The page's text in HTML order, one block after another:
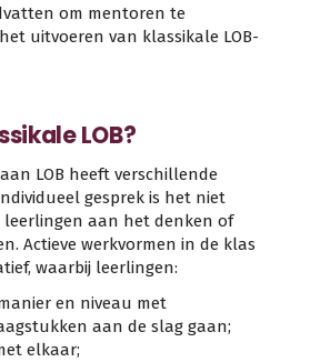
om mentoren te
uitvoeren van klassikale LOB-
LOB?
LOB heeft verschillende
gesprek is het niet
aan het denken of
Actieve werkvormen in de klas
waarbij leerlingen:
en niveau met
aan de slag gaan;
elkaar;